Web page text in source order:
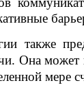
также
Она
мере